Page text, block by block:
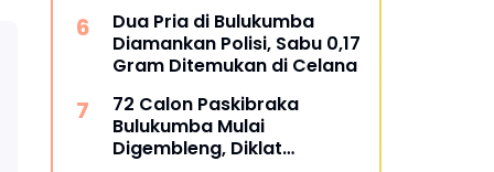
Dua Pria di Bulukumba
Diamankan Polisi, Sabu 0,17
Gram Ditemukan di Celana
72 Calon Paskibraka
Bulukumba Mulai
Digembleng, Diklat